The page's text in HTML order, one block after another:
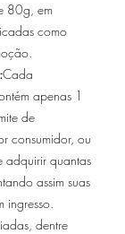
80g, em
como
Cada
apenas 1
de
consumidor, ou
adquirir quantas
assim suas
ingresso.
dentre